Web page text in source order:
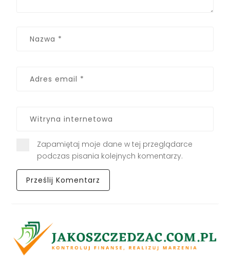
Zapamiętaj moje dane w tej przeglądarce
podczas pisania kolejnych komentarzy.